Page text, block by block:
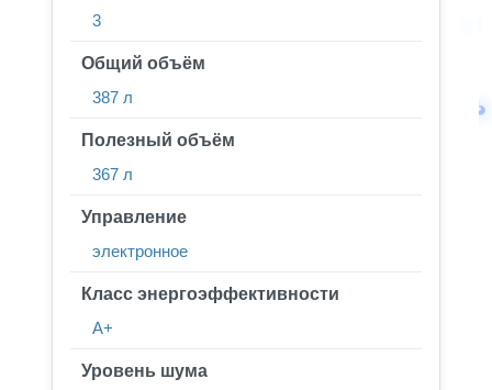
3
Общий объём
387 л
Полезный объём
367 л
Управление
электронное
Класс энергоэффективности
A+
Уровень шума